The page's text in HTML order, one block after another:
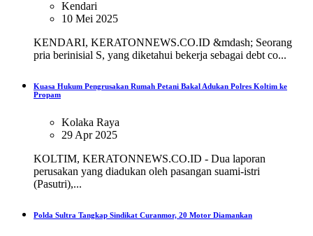
Kendari
10 Mei 2025
KENDARI, KERATONNEWS.CO.ID &mdash; Seorang
pria berinisial S, yang diketahui bekerja sebagai debt co...
Kuasa Hukum Pengrusakan Rumah Petani Bakal Adukan Polres Koltim ke
Propam
Kolaka Raya
29 Apr 2025
KOLTIM, KERATONNEWS.CO.ID - Dua laporan
perusakan yang diadukan oleh pasangan suami-istri
(Pasutri),...
Polda Sultra Tangkap Sindikat Curanmor, 20 Motor Diamankan